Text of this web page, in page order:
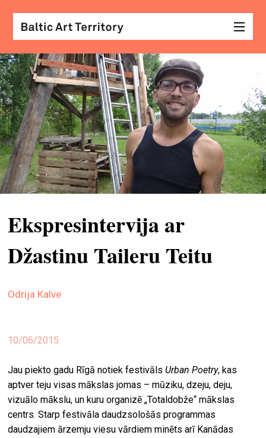
ar
Ekspresintervija ar
Džastinu Taileru Teitu
Odrija Kalve
10/06/2015
Jau piekto gadu Rīgā notiek festivāls Urban Poetry, kas
aptver teju visas mākslas jomas – mūziku, dzeju, deju,
vizuālo mākslu, un kuru organizē „Totaldobže“ mākslas
centrs. Starp festivāla daudzsološās programmas
daudzajiem ārzemju viesu vārdiem minēts arī Kanādas